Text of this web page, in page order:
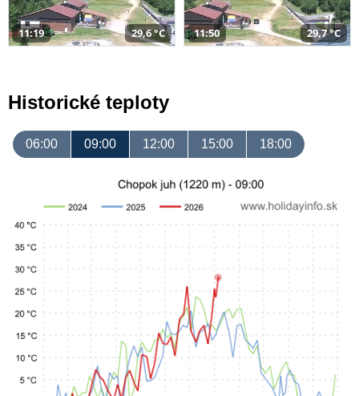
11:19 29,6 °C 11:50 29,7 °C
Historické teploty
06:00 09:00 12:00 15:00 18:00